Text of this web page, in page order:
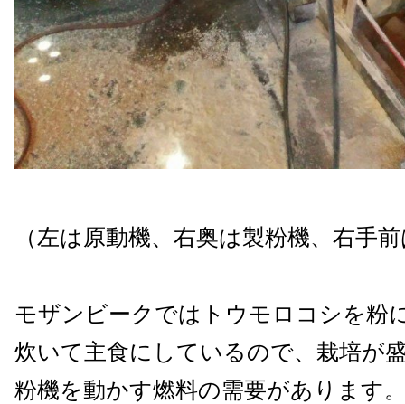
（左は原動機、右奥は製粉機、右手
モザンビークではトウモロコシを粉
炊いて主食にしているので、栽培が
粉機を動かす燃料の需要があります